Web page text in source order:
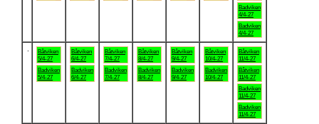
Badviken
4/4-27
Badviken
4/4-27
Båtviken
5/4-27
Badviken
5/4-27
Båtviken
6/4-27
Badviken
6/4-27
Båtviken
7/4-27
Badviken
7/4-27
Båtviken
8/4-27
Badviken
8/4-27
Båtviken
9/4-27
Badviken
9/4-27
Båtviken
10/4-27
Badviken
10/4-27
Båtviken
11/4-27
Båtviken
11/4-27
Badviken
11/4-27
Badviken
11/4-27